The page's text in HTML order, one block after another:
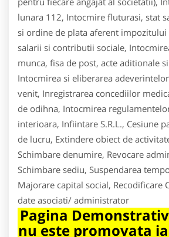
lunara 112, Intocmire fluturasi, stat
si ordine de plata aferent
salarii si contributii sociale,
munca, fisa de post, acte aditionale
Intocmirea si eliberarea
venit, Inregistrarea concediilor
de odihna, Intocmirea
interioara, Infiintare S.R.L., Cesiune
de lucru, Extindere obiect de
Schimbare denumire, Revocare
Schimbare sediu, Suspendarea
Majorare capital social, Recodificare
date asociati/ administrator
Pagina
nu este promovata